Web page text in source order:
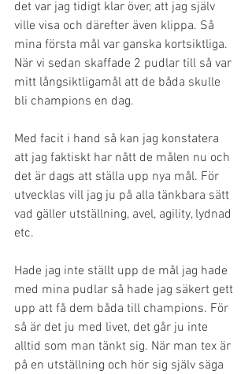
det var jag tidigt klar över, att jag själv
ville visa och därefter även klippa. Så
mina första mål var ganska kortsiktliga.
När vi sedan skaffade 2 pudlar till så var
mitt långsiktligamål att de båda skulle
bli champions en dag.
Med facit i hand så kan jag konstatera
att jag faktiskt har nått de målen nu och
det är dags att ställa upp nya mål. För
utvecklas vill jag ju på alla tänkbara sätt
vad gäller utställning, avel, agility, lydnad
etc.
Hade jag inte ställt upp de mål jag hade
med mina pudlar så hade jag säkert gett
upp att få dem båda till champions. För
så är det ju med livet, det går ju inte
alltid som man tänkt sig. När man tex är
på en utställning och hör sig själv säga